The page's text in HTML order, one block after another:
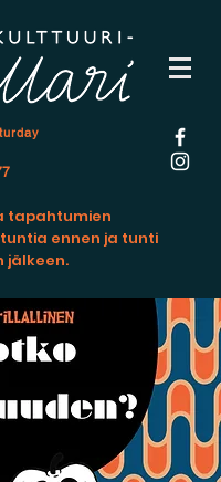
tapahtumien
ennen ja tunti
jälkeen.